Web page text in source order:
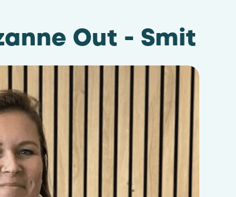
Out - Smit